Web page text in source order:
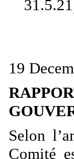
19
Selon
Comité